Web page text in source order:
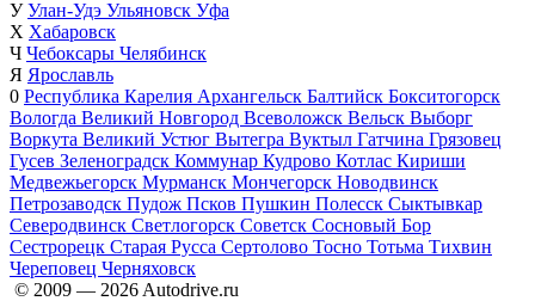
У Улан-Удэ Ульяновск Уфа
Х Хабаровск
Ч Чебоксары Челябинск
Я Ярославль
0 Республика Карелия Архангельск Балтийск Бокситогорск
Вологда Великий Новгород Всеволожск Вельск Выборг
Воркута Великий Устюг Вытегра Вуктыл Гатчина Грязовец
Гусев Зеленоградск Коммунар Кудрово Котлас Кириши
Медвежьегорск Мурманск Мончегорск Новодвинск
Петрозаводск Пудож Псков Пушкин Полесск Сыктывкар
Северодвинск Светлогорск Советск Сосновый Бор
Сестрорецк Старая Русса Сертолово Тосно Тотьма Тихвин
Череповец Черняховск
© 2009 — 2026 Autodrive.ru